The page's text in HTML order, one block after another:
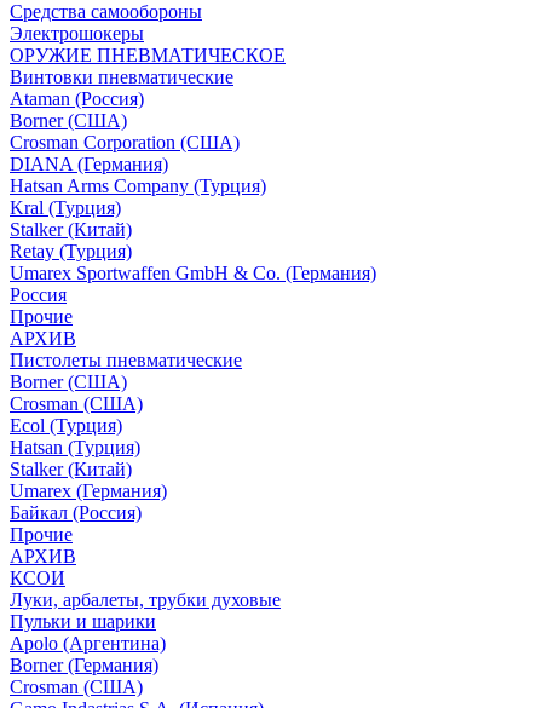
Средства самообороны
Электрошокеры
ОРУЖИЕ ПНЕВМАТИЧЕСКОЕ
Винтовки пневматические
Ataman (Россия)
Borner (США)
Crosman Corporation (США)
DIANA (Германия)
Hatsan Arms Company (Турция)
Kral (Турция)
Stalker (Китай)
Retay (Турция)
Umarex Sportwaffen GmbH & Co. (Германия)
Россия
Прочие
АРХИВ
Пистолеты пневматические
Borner (США)
Crosman (США)
Ecol (Турция)
Hatsan (Турция)
Stalker (Китай)
Umarex (Германия)
Байкал (Россия)
Прочие
АРХИВ
КСОИ
Луки, арбалеты, трубки духовые
Пульки и шарики
Apolo (Аргентина)
Borner (Германия)
Crosman (США)